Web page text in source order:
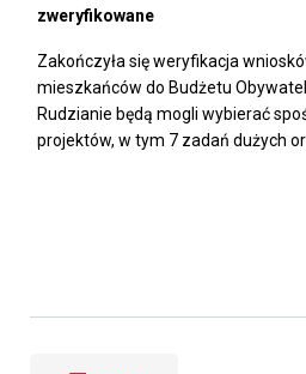
zweryfikowane
Zakończyła się weryfikacja
mieszkańców do Budżetu
Rudzianie będą mogli wybierać
projektów, w tym 7 zadań dużych